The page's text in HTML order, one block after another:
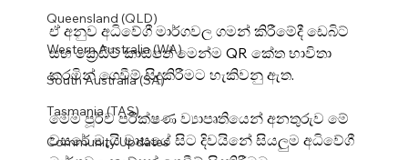
Queensland (QLD)
Western Australia (WA)
South Australia (SA)
Tasmania (TAS)
Community Updates
ඒ අනුව අධිවේගී මාර්ගවල ගමන් කිරීමේදී ඩෙබිට්
සහ ක්‍රෙඩිට් කාඩ්පත් මෙන්ම QR කේත භාවිතා
කරමින් ගෙවීම් සිදුකිරීමට හැකිවනු ඇත.
මෙම පූර්ව පරීක්ෂණ ව්‍යාපෘතියෙන් අනතුරුව මේ
වසරේ මැයි මාසයේ සිට දිවයිනේ සියලුම අධිවේගී